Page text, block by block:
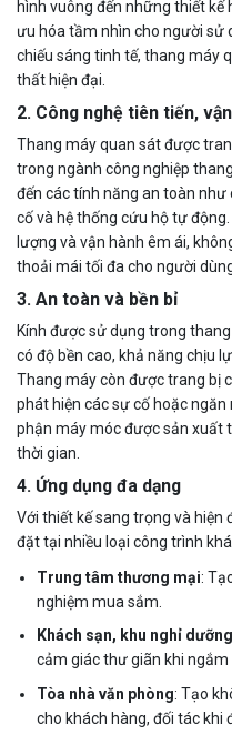
hình vuông đến những thiết
ưu hóa tầm nhìn cho người sử
chiếu sáng tinh tế, thang máy
thất hiện đại.
2. Công nghệ tiên tiến,
Thang máy quan sát được
trong ngành công nghiệp
đến các tính năng an toàn
cố và hệ thống cứu hộ tự
lượng và vận hành êm ái,
thoải mái tối đa cho người
3. An toàn và bền bỉ
Kính được sử dụng trong
có độ bền cao, khả năng chịu
Thang máy còn được trang bị
phát hiện các sự cố hoặc
phận máy móc được sản xuất
thời gian.
4. Ứng dụng đa dạng
Với thiết kế sang trọng và
đặt tại nhiều loại công trình
Trung tâm thương mại:
nghiệm mua sắm.
Khách sạn, khu nghỉ
cảm giác thư giãn khi
Tòa nhà văn phòng: Tạo
cho khách hàng, đối tác khi